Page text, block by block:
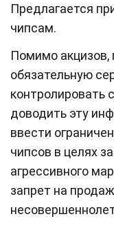
Предлагается
чипсам.
Помимо акцизов,
обязательную
контролировать
доводить эту
ввести
чипсов в целях
агрессивного
запрет на